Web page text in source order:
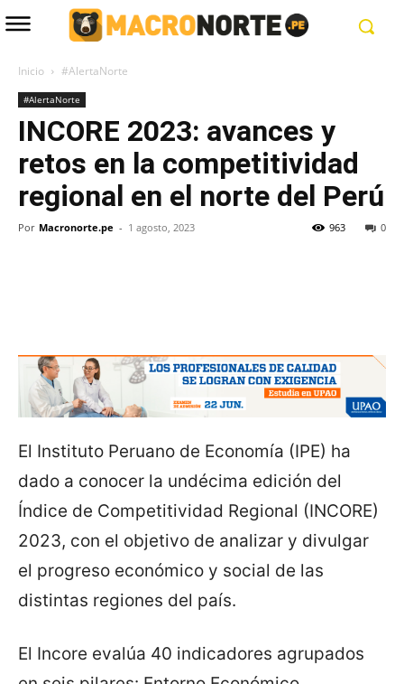
Inicio #AlertaNorte
#AlertaNorte
INCORE 2023: avances y
retos en la competitividad
regional en el norte del Perú
Por Macronorte.pe - 1 agosto, 2023 0
963
El Instituto Peruano de Economía (IPE) ha
dado a conocer la undécima edición del
Índice de Competitividad Regional (INCORE)
2023, con el objetivo de analizar y divulgar
el progreso económico y social de las
distintas regiones del país.
El Incore evalúa 40 indicadores agrupados